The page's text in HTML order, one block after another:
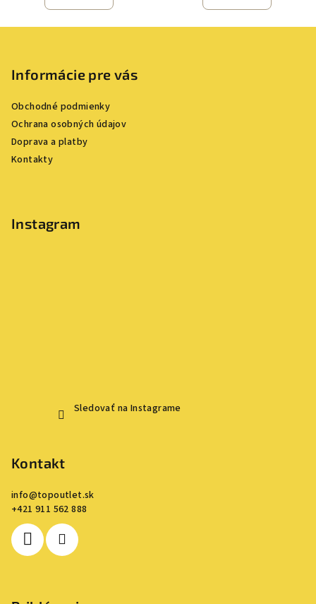
Informácie pre vás
Obchodné podmienky
Ochrana osobných údajov
Doprava a platby
Kontakty
Instagram
Sledovať na Instagrame
Kontakt
info@topoutlet.sk
+421 911 562 888